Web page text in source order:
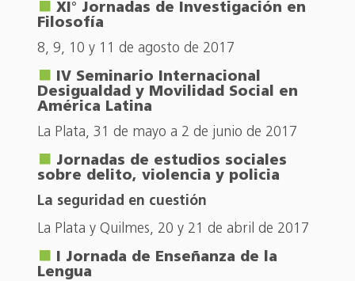
XI° Jornadas de Investigación en
Filosofía
8, 9, 10 y 11 de agosto de 2017
IV Seminario Internacional
Desigualdad y Movilidad Social en
América Latina
La Plata, 31 de mayo a 2 de junio de 2017
Jornadas de estudios sociales
sobre delito, violencia y policia
La seguridad en cuestión
La Plata y Quilmes, 20 y 21 de abril de 2017
I Jornada de Enseñanza de la
Lengua